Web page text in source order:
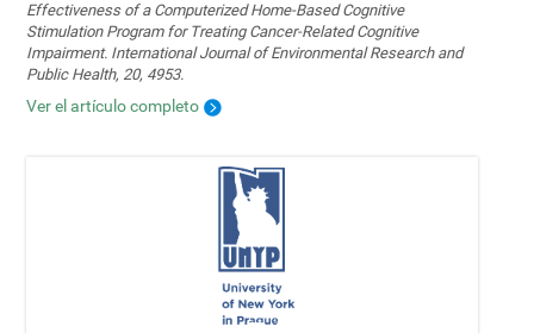
Effectiveness of a Computerized Home-Based Cognitive
Stimulation Program for Treating Cancer-Related Cognitive
Impairment. International Journal of Environmental Research and
Public Health, 20, 4953.
Ver el artículo completo